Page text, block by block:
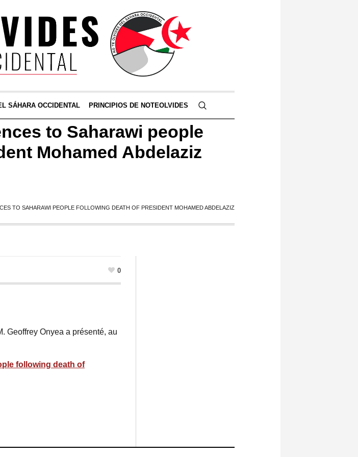
SÁHARA OCCIDENTAL PRINCIPIOS DE NOTEOLVIDES
to Saharawi people
Mohamed Abdelaziz
TO SAHARAWI PEOPLE FOLLOWING DEATH OF PRESIDENT MOHAMED ABDELAZIZ
0
Geoffrey Onyea a présenté, au
following death of